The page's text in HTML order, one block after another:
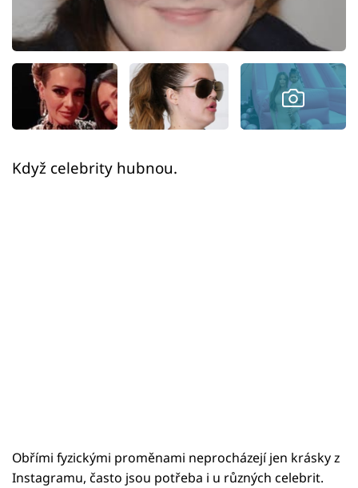
Přihlášení
Sledujte nás
Když celebrity hubnou.
Obřími fyzickými proměnami neprocházejí jen krásky z
Instagramu, často jsou potřeba i u různých celebrit.